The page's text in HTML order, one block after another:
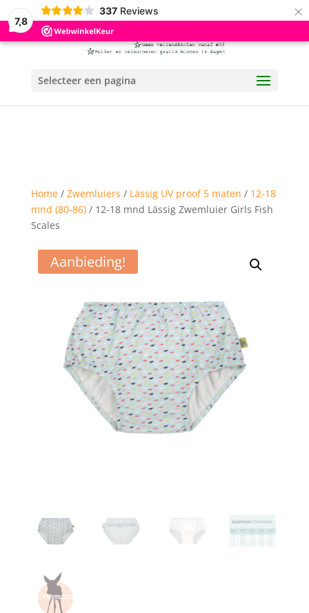
7,8
337 Reviews ×
Selecteer een pagina
Home/ Zwemluiers / Lässig UV proof 5 maten / 12-18
mnd (80-86)/ 12-18 mnd Lässig Zwemluier Girls Fish
Scales
Aanbieding!